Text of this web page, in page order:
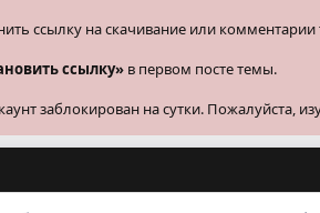
ссылку на скачивание или комментарии
ссылку» в первом посте темы.
заблокирован на сутки. Пожалуйста,